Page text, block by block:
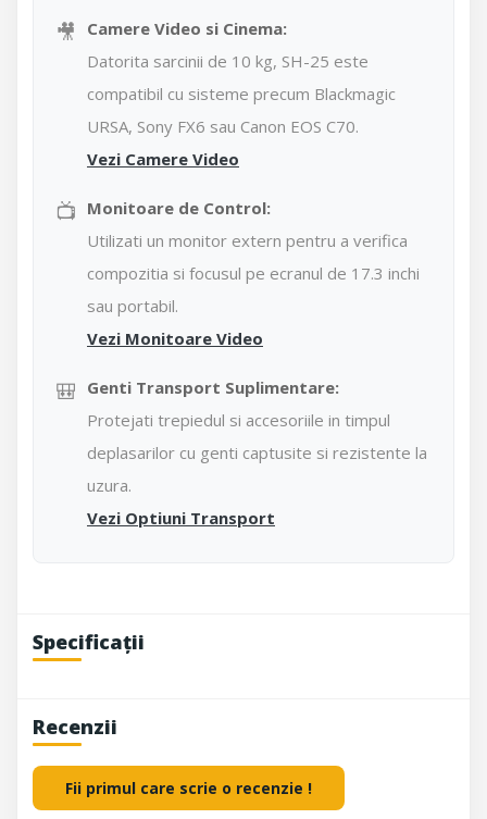
🎥
Camere Video si Cinema:
Datorita sarcinii de 10 kg, SH-25 este
compatibil cu sisteme precum Blackmagic
URSA, Sony FX6 sau Canon EOS C70.
Vezi Camere Video
📺 Monitoare de Control:
Utilizati un monitor extern pentru a verifica
compozitia si focusul pe ecranul de 17.3 inchi
sau portabil.
Vezi Monitoare Video
🎒 Genti Transport Suplimentare:
Protejati trepiedul si accesoriile in timpul
deplasarilor cu genti captusite si rezistente la
uzura.
Vezi Optiuni Transport
Specificații
Recenzii
Fii primul care scrie o recenzie !